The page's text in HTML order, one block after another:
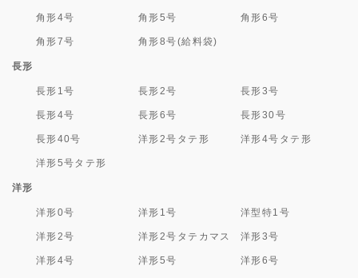
角形4号 角形5号 角形6号
角形7号 角形8号(給料袋)
長形
長形1号 長形2号 長形3号
長形4号 長形6号 長形30号
長形40号 洋形2号タテ形 洋形4号タテ形
洋形5号タテ形
洋形
洋形0号 洋形1号 洋型特1号
洋形2号 洋形2号タテカマス 洋形3号
洋形4号 洋形5号 洋形6号